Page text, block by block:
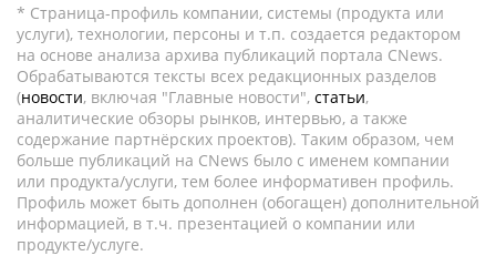
* Страница-профиль компании, системы (продукта или
услуги), технологии, персоны и т.п. создается редактором
на основе анализа архива публикаций портала CNews.
Обрабатываются тексты всех редакционных разделов
(новости, включая "Главные новости", статьи,
аналитические обзоры рынков, интервью, а также
содержание партнёрских проектов). Таким образом, чем
больше публикаций на CNews было с именем компании
или продукта/услуги, тем более информативен профиль.
Профиль может быть дополнен (обогащен) дополнительной
информацией, в т.ч. презентацией о компании или
продукте/услуге.